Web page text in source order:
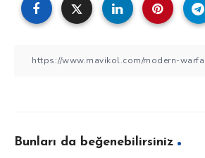
Bunları da beğenebilirsiniz